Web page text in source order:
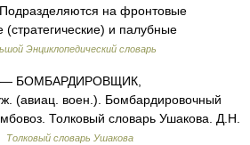
на фронтовые
(стратегические) и палубные
Энциклопедический словарь
— БОМБАРДИРОВЩИК,
(авиац. воен.). Бомбардировочный
Толковый словарь Ушакова. Д.Н.
Толковый словарь Ушакова